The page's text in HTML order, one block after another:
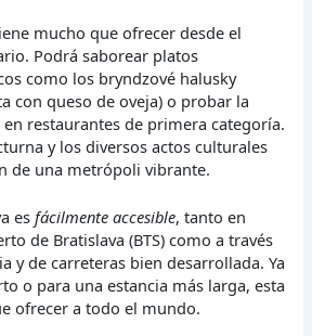
mucho que ofrecer desde el
Podrá saborear platos
como los bryndzové halusky
con queso de oveja) o probar la
restaurantes de primera categoría.
y los diversos actos culturales
de una metrópoli vibrante.
esfácilmente accesible, tanto en
de Bratislava (BTS) como a través
y de carreteras bien desarrollada. Ya
o para una estancia más larga, esta
ofrecer a todo el mundo.